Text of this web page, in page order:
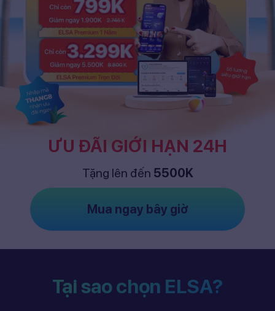
ƯU ĐÃI GIỚI HẠN 24H
Tặng lên đến 5500K
Mua ngay bây giờ
Tại sao chọn ELSA?